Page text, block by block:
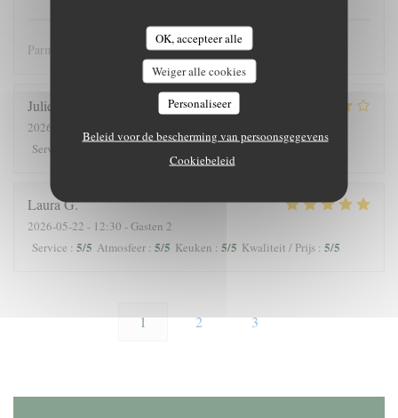
OK, accepteer alle
Weiger alle cookies
Personaliseer
Beleid voor de bescherming van persoonsgegevens
Cookiebeleid
Parmis les meilleures crèpes de Versailles!
Julieb
2026-05-24
Service
5/5 5/5 : 5/5 Kwaliteit / Prijs 5
LauraG
2026-05-22 - 12:30 - Gasten 2
Service : 5/5 Atmosfeer : 5/5 Keuken : 5/5 Kwaliteit / Prijs : 5/5
1 2 3